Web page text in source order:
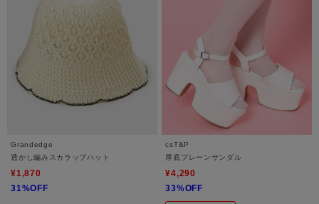
Grandedge
透かし編みスカラップハット
¥1,870
31%OFF
csT&P
厚底プレーンサンダル
¥4,290
33%OFF